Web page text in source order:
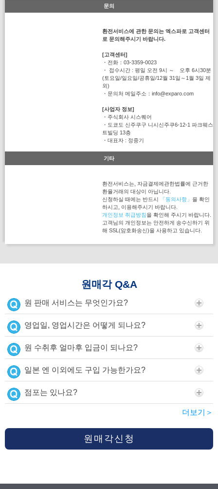
문의
환전서비스에 관한 문의는 엑스파로 고객센터
로 문의해주시기 바랍니다.
[고객센터]
・전화：03-3359-0023
・ 접수시간 : 평일 오전 9시 ～ 오후 6시30분
(토요일/일요일/공휴일/12월 31일～1월 3일 제
외)
・문의처 메일주소：info@exparo.com
[사업자 정보]
・주식회사 시스퀘어
・도쿄도 신주쿠구 니시신주쿠6-12-1 파크웨스
트빌딩 13층
・대표자 : 정중기
기타
환전서비스는, 자금결제에관한법률에 근거한
환율거래의 대상이 아닙니다.
신청하실 때에는 반드시
「동의사항」 을 확인
하시고, 이용해주시기 바랍니다.
개인정보 취급방침을 확인해 주시기 바랍니다.
고객님의 개인정보는 안전하게 송수신하기 위
해 SSL(암호화송신)을 사용하고 있습니다.
원매각 Q&A
원 판매 서비스는 무엇인가요?
영업일, 영업시간은 어떻게 되나요?
원 수취후 얼마후 입금이 되나요?
일본 엔 이외에도 구입 가능한가요?
점포는 있나요?
더보기＞
원매각신청